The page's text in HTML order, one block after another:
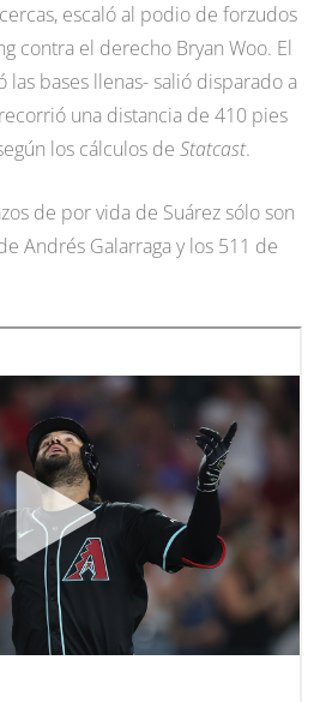
escaló al podio de forzudos
contra el derecho Bryan Woo. El
las bases llenas- salió disparado a
una distancia de 410 pies
los cálculos de Statcast.
de por vida de Suárez sólo son
Andrés Galarraga y los 511 de